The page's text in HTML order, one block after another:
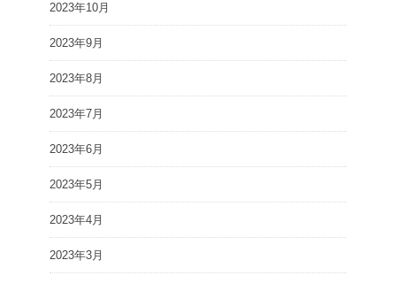
2023年10月
2023年9月
2023年8月
2023年7月
2023年6月
2023年5月
2023年4月
2023年3月